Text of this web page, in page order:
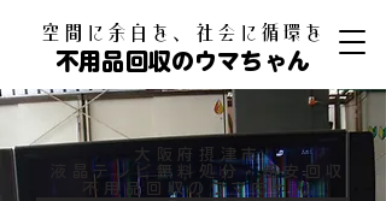
​空間に余白を、社会に循環を
不用品回収のウマちゃん
大阪府摂津市
液晶テレビ無料処分・格安回収
​不用品回収のウマちゃん